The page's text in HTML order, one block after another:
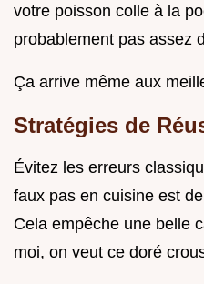
votre poisson colle à la
probablement pas assez
Ça arrive même aux
Stratégies de
Évitez les erreurs
faux pas en cuisine est
Cela empêche une belle
moi, on veut ce doré